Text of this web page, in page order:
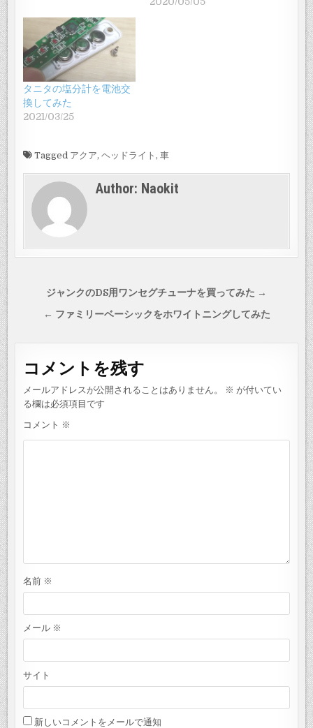
タニタの塩分計を電池交
換してみた
2021/03/25
Tagged アクア,ヘッドライト,車
Author: Naokit
ゲ
ー
シ
ョ
ジャンクのDS用ワンセグチューナを買ってみた →
← ファミリーベーシックをホワイトニングしてみた
コメントを残す
メールアドレスが公開されることはありません。 ※ が付いてい
る欄は必須項目です
コメント ※
名前 ※
メール ※
サイト
新しいコメントをメールで通知